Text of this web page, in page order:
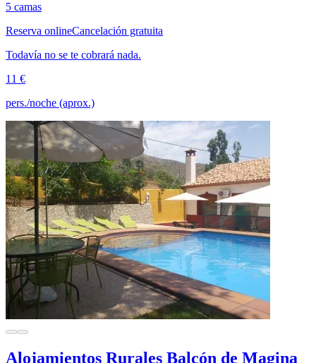
5 camas
Reserva onlineCancelación gratuita
Todavía no se te cobrará nada.
11 €
pers./noche (aprox.)
Alojamientos Rurales Balcón de Magina